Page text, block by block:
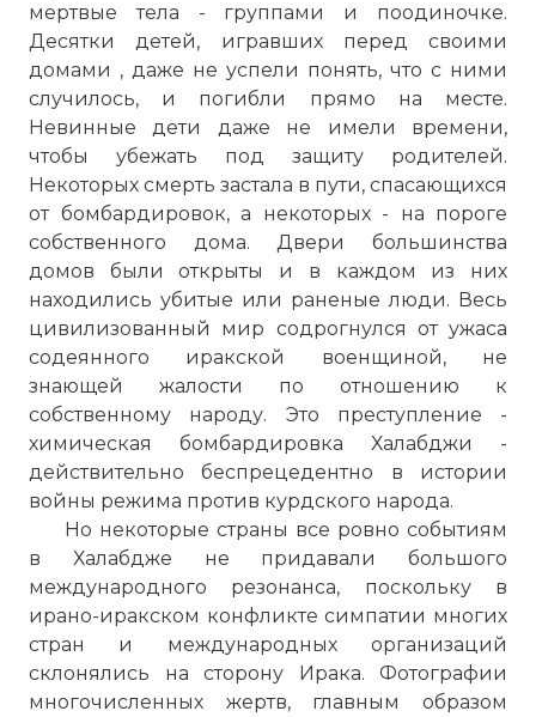
мертвые тела - группами и поодиночке.
Десятки детей, игравших перед своими
домами , даже не успели понять, что с ними
случилось, и погибли прямо на месте.
Невинные дети даже не имели времени,
чтобы убежать под защиту родителей.
Некоторых смерть застала в пути, спасающихся
от бомбардировок, а некоторых - на пороге
собственного дома. Двери большинства
домов были открыты и в каждом из них
находились убитые или раненые люди. Весь
цивилизованный мир содрогнулся от ужаса
содеянного иракской военщиной, не
знающей жалости по отношению к
собственному народу. Это преступление -
химическая бомбардировка Халабджи -
действительно беспрецедентно в истории
войны режима против курдского народа.
Но некоторые страны все ровно событиям
в Халабдже не придавали большого
международного резонанса, поскольку в
ирано-иракском конфликте симпатии многих
стран и международных организаций
склонялись на сторону Ирака. Фотографии
многочисленных жертв, главным образом